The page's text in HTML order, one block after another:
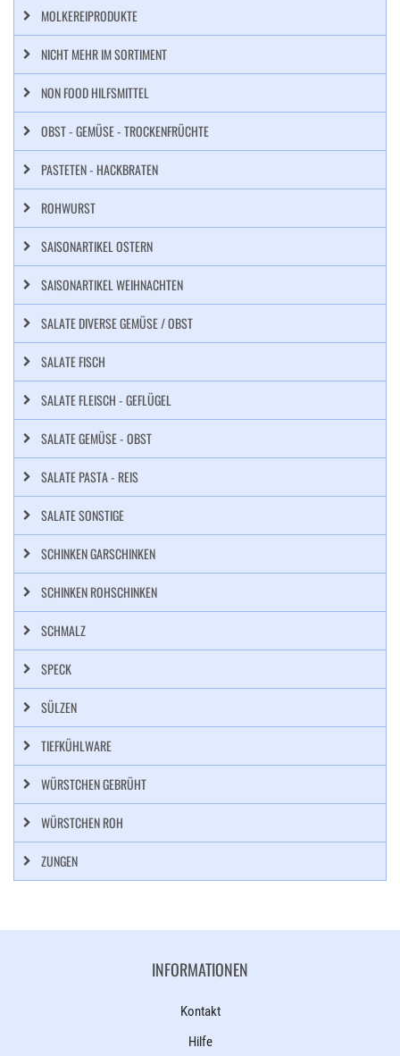
MOLKEREIPRODUKTE
NICHT MEHR IM SORTIMENT
NON FOOD HILFSMITTEL
OBST - GEMÜSE - TROCKENFRÜCHTE
PASTETEN - HACKBRATEN
ROHWURST
SAISONARTIKEL OSTERN
SAISONARTIKEL WEIHNACHTEN
SALATE DIVERSE GEMÜSE / OBST
SALATE FISCH
SALATE FLEISCH - GEFLÜGEL
SALATE GEMÜSE - OBST
SALATE PASTA - REIS
SALATE SONSTIGE
SCHINKEN GARSCHINKEN
SCHINKEN ROHSCHINKEN
SCHMALZ
SPECK
SÜLZEN
TIEFKÜHLWARE
WÜRSTCHEN GEBRÜHT
WÜRSTCHEN ROH
ZUNGEN
INFORMATIONEN
Kontakt
Hilfe